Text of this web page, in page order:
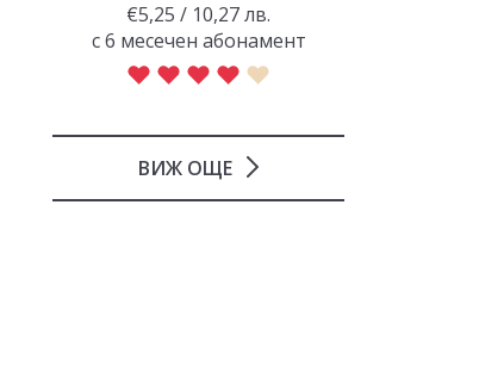
ВИЖ ОЩЕ
€5,25 / 10,27 лв.
с 6 месечен абонамент